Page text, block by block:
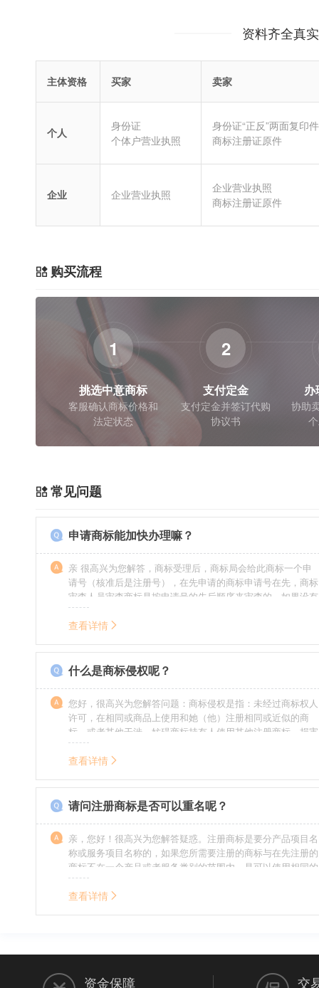
资料齐全真
主体资格 买家 卖家
个人
身份证
个体户营业执照
身份证“正反”两面复印件
商标注册证原件
企业 企业营业执照
企业营业执照
商标注册证原件
购买流程
1
挑选中意商标
客服确认商标价格和
法定状态
2
支付定金
支付定金并签订代购
协议书
办
协助
常见问题
申请商标能加快办理嘛？
亲 很高兴为您解答，商标受理后，商标局会给此商标一个申
请号（核准后是注册号），在先申请的商标申请号在先，商标
审查人员审查商标是按申请号的先后顺序来审查的，如果没有
特殊情况（受理案件需要，被异议等），不会延迟也不会提
前。
查看详情
什么是商标侵权呢？
您好，很高兴为您解答问题：商标侵权是指：未经过商标权人
许可，在相同或商品上使用和她（他）注册相同或近似的商
标，或者其他干涉、妨碍商标持有人使用其他注册商标，损害
商标持有人合法权益的其他行为。侵权的人通常需要承担侵权
的责任，明知侵权的行为的人要承担赔偿的责任。情节严重
查看详情
请问注册商标是否可以重名呢？
亲，您好！很高兴为您解答疑惑。注册商标是要分产品项目名
称或服务项目名称的，如果您所需要注册的商标与在先注册的
商标不在一个产品或者服务类别的范围内，是可以使用相同的
名称的。希望我的回答能帮到您。
查看详情
资金保障 交